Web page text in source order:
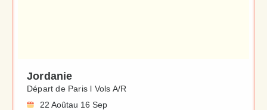
Jordanie
Départ de Paris l Vols A/R
22 Aoûtau 16 Sep